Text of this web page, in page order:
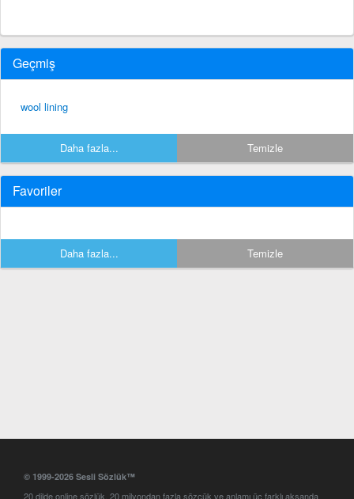
Geçmiş
wool lining
Daha fazla... Temizle
Favoriler
Daha fazla... Temizle
© 1999-2026 Sesli Sözlük™
20 dilde online sözlük. 20 milyondan fazla sözcük ve anlamı üç farklı aksanda